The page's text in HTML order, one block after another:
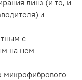
линз (и то, и
и
с
на нем
микрофибрового